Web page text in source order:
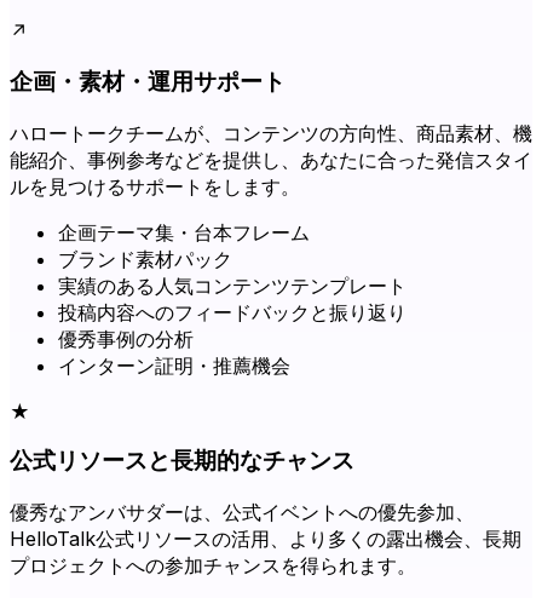
↗
企画・素材・運用サポート
ハロートークチームが、コンテンツの方向性、商品素材、機
能紹介、事例参考などを提供し、あなたに合った発信スタイ
ルを見つけるサポートをします。
企画テーマ集・台本フレーム
ブランド素材パック
実績のある人気コンテンツテンプレート
投稿内容へのフィードバックと振り返り
優秀事例の分析
インターン証明・推薦機会
★
公式リソースと長期的なチャンス
優秀なアンバサダーは、公式イベントへの優先参加、
HelloTalk公式リソースの活用、より多くの露出機会、長期
プロジェクトへの参加チャンスを得られます。